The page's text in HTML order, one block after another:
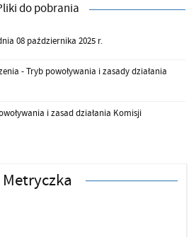
do pobrania
08 października 2025 r.
- Tryb powoływania i zasady działania
i zasad działania Komisji
Metryczka